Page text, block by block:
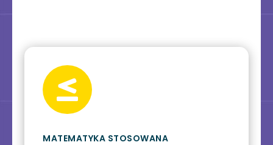

MATEMATYKA STOSOWANA